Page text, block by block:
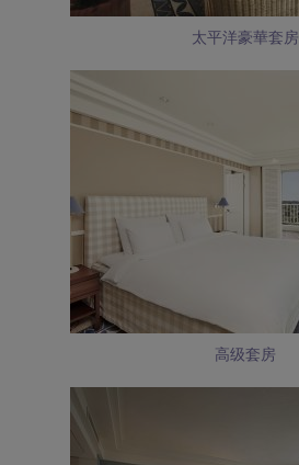
太平洋豪華套房
高级套房